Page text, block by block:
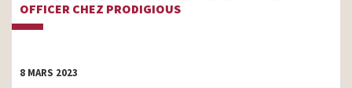
OFFICER CHEZ PRODIGIOUS
8 MARS 2023